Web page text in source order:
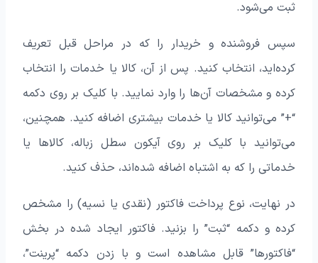
ثبت می‌شود.
سپس فروشنده و خریدار را که در مراحل قبل تعریف
کرده‌اید، انتخاب کنید. پس از آن، کالا یا خدمات را انتخاب
کرده و مشخصات آن‌ها را وارد نمایید. با کلیک بر روی دکمه
“+” می‌توانید کالا یا خدمات بیشتری اضافه کنید. همچنین،
می‌توانید با کلیک بر روی آیکون سطل زباله، کالاها یا
خدماتی را که به اشتباه اضافه شده‌اند، حذف کنید.
در نهایت، نوع پرداخت فاکتور (نقدی یا نسیه) را مشخص
کرده و دکمه “ثبت” را بزنید. فاکتور ایجاد شده در بخش
“فاکتورها” قابل مشاهده است و با زدن دکمه “پرینت”،